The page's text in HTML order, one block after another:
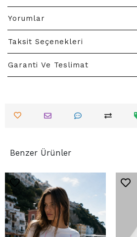
Yorumlar
Taksit Seçenekleri
Garanti Ve Teslimat
Benzer Ürünler